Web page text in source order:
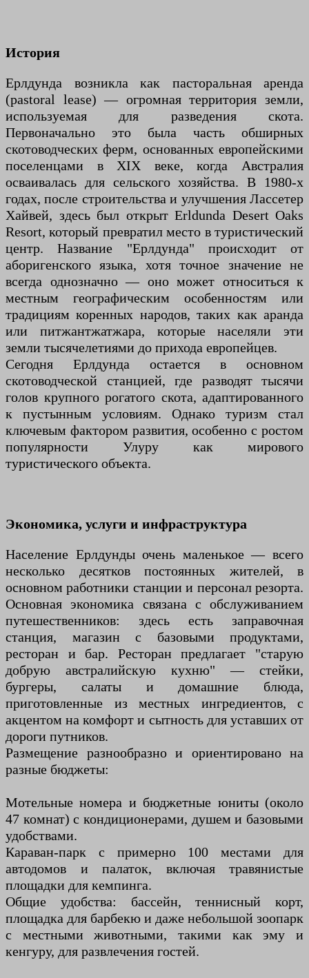
История
Ерлдунда возникла как пасторальная аренда
(pastoral lease) — огромная территория земли,
используемая для разведения скота.
Первоначально это была часть обширных
скотоводческих ферм, основанных европейскими
поселенцами в XIX веке, когда Австралия
осваивалась для сельского хозяйства. В 1980-х
годах, после строительства и улучшения Лассетер
Хайвей, здесь был открыт Erldunda Desert Oaks
Resort, который превратил место в туристический
центр. Название "Ерлдунда" происходит от
аборигенского языка, хотя точное значение не
всегда однозначно — оно может относиться к
местным географическим особенностям или
традициям коренных народов, таких как аранда
или питжантжатжара, которые населяли эти
земли тысячелетиями до прихода европейцев.
Сегодня Ерлдунда остается в основном
скотоводческой станцией, где разводят тысячи
голов крупного рогатого скота, адаптированного
к пустынным условиям. Однако туризм стал
ключевым фактором развития, особенно с ростом
популярности Улуру как мирового
туристического объекта.
Экономика, услуги и инфраструктура
Население Ерлдунды очень маленькое — всего
несколько десятков постоянных жителей, в
основном работники станции и персонал резорта.
Основная экономика связана с обслуживанием
путешественников: здесь есть заправочная
станция, магазин с базовыми продуктами,
ресторан и бар. Ресторан предлагает "старую
добрую австралийскую кухню" — стейки,
бургеры, салаты и домашние блюда,
приготовленные из местных ингредиентов, с
акцентом на комфорт и сытность для уставших от
дороги путников.
Размещение разнообразно и ориентировано на
разные бюджеты:
Мотельные номера и бюджетные юниты (около
47 комнат) с кондиционерами, душем и базовыми
удобствами.
Караван-парк с примерно 100 местами для
автодомов и палаток, включая травянистые
площадки для кемпинга.
Общие удобства: бассейн, теннисный корт,
площадка для барбекю и даже небольшой зоопарк
с местными животными, такими как эму и
кенгуру, для развлечения гостей.